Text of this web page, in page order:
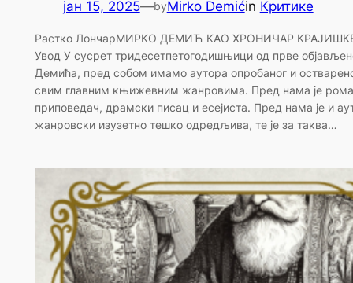
јан 15, 2025—byMirko Demićin Критике
Растко ЛончарМИРКО ДЕМИЋ КАО ХРОНИЧАР
Увод У сусрет тридесетпетогодишњици од прве
Демића, пред собом имамо аутора опробаног и
свим главним књижевним жанровима. Пред нама је
приповедач, драмски писац и есејиста. Пред нама је и
жанровски изузетно тешко одредљива, те је за таква…